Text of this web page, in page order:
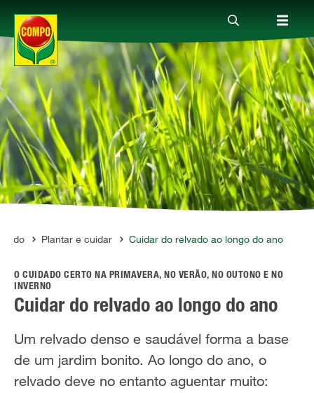
Produtos
Guia
Serviço
Quem somos
Plantar e cuidar Cuidar do relvado ao longo do ano
O CUIDADO CERTO NA PRIMAVERA, NO VERÃO, NO OUTONO E NO
INVERNO
Cuidar do relvado ao longo do ano
Um relvado denso e saudável forma a base
de um jardim bonito. Ao longo do ano, o
relvado deve no entanto aguentar muito: